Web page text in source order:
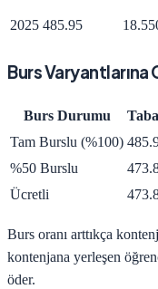
2025 485.95
Burs Varyantlarına
Burs Durumu
Tam Burslu (%100)
%50 Burslu
Ücretli
Burs oranı arttıkça
kontenjana yerleşen
öder.